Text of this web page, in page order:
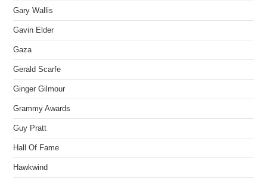
Gary Wallis
Gavin Elder
Gaza
Gerald Scarfe
Ginger Gilmour
Grammy Awards
Guy Pratt
Hall Of Fame
Hawkwind